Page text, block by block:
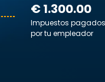
€ 1.300.00
Impuestos pagados
por tu empleador